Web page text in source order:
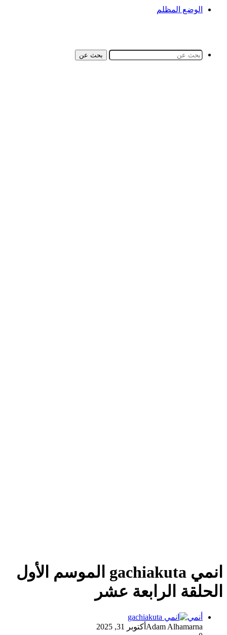
الوضع المظلم
بحث عن
انمي gachiakuta الموسم الأول
الحلقة الرابعة عشر
أنمي
Adam Alhamarna أكتوبر 31, 2025